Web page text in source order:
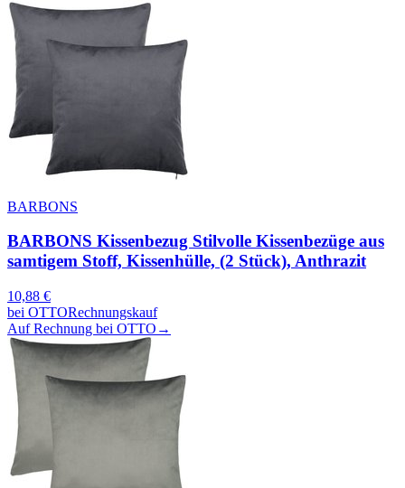
BARBONS
BARBONS Kissenbezug Stilvolle Kissenbezüge aus
samtigem Stoff, Kissenhülle, (2 Stück), Anthrazit
10,88 €
bei OTTORechnungskauf
Auf Rechnung bei OTTO →